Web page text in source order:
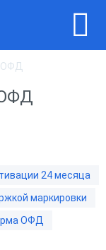
ОФД
24 месяца
маркировки
ОФД